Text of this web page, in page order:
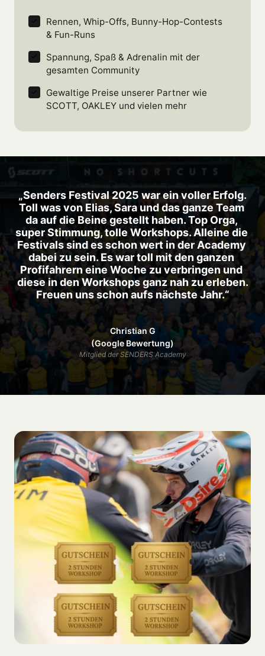
Rennen, Whip-Offs, Bunny-Hop-Contests
& Fun-Runs
Spannung, Spaß & Adrenalin mit der
gesamten Community
Gewaltige Preise unserer Partner wie
SCOTT, OAKLEY und vielen mehr
„Senders Festival 2025 war ein voller Erfolg.
Toll was von Elias, Sara und das ganze Team
da auf die Beine gestellt haben. Top Orga,
super Stimmung, tolle Workshops. Alleine die
Festivals sind es schon wert in der Academy
dabei zu sein. Es war toll mit den ganzen
Profifahrern eine Woche zu verbringen und
diese in den Workshops ganz nah zu erleben.
Freuen uns schon aufs nächste Jahr.“
Christian G
(Google Bewertung)
Mitglied der SENDERS Academy